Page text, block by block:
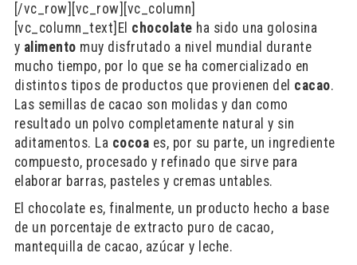
[/vc_row][vc_row][vc_column]
[vc_column_text]El chocolate ha sido una golosina
y alimento muy disfrutado a nivel mundial durante
mucho tiempo, por lo que se ha comercializado en
distintos tipos de productos que provienen del cacao.
Las semillas de cacao son molidas y dan como
resultado un polvo completamente natural y sin
aditamentos. La cocoa es, por su parte, un ingrediente
compuesto, procesado y refinado que sirve para
elaborar barras, pasteles y cremas untables.
El chocolate es, finalmente, un producto hecho a base
de un porcentaje de extracto puro de cacao,
mantequilla de cacao, azúcar y leche.